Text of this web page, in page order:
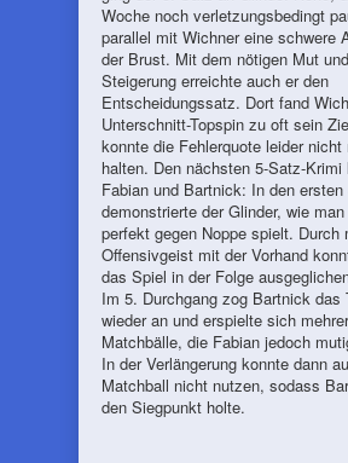
Woche noch verletzungsbedingt
parallel mit Wichner eine schwere
der Brust. Mit dem nötigen Mut
Steigerung erreichte auch er den
Entscheidungssatz. Dort fand
Unterschnitt-Topspin zu oft sein
konnte die Fehlerquote leider nicht
halten. Den nächsten 5-Satz-
Fabian und Bartnick: In den
demonstrierte der Glinder, wie
perfekt gegen Noppe spielt. Durch
Offensivgeist mit der Vorhand
das Spiel in der Folge
Im 5. Durchgang zog Bartnick das
wieder an und erspielte sich
Matchbälle, die Fabian jedoch
In der Verlängerung konnte dann
Matchball nicht nutzen, sodass
den Siegpunkt holte.